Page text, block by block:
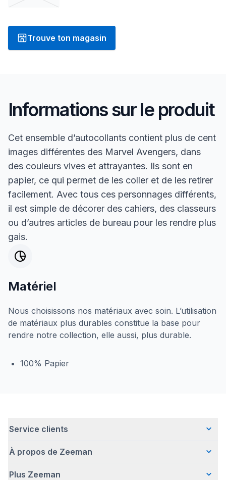
Trouve ton magasin
Informations sur le produit
Cet ensemble d’autocollants contient plus de cent
images différentes des Marvel Avengers, dans
des couleurs vives et attrayantes. Ils sont en
papier, ce qui permet de les coller et de les retirer
facilement. Avec tous ces personnages différents,
il est simple de décorer des cahiers, des classeurs
ou d’autres articles de bureau pour les rendre plus
gais.
Matériel
Nous choisissons nos matériaux avec soin. L’utilisation
de matériaux plus durables constitue la base pour
rendre notre collection, elle aussi, plus durable.
100% Papier
Service clients
Questions fréquentes
À propos de Zeeman
Qui sommes-nous ?
Plus Zeeman